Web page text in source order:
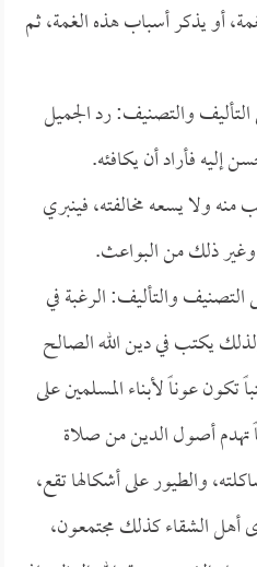
أو يذكر أسباب هذه الغمة، ثم
والتصنيف: رد الجميل
إليه فأراد أن يكافئه.
ولا يسعه مخالفته، فينبري
وغير ذلك من البواعث.
التصنيف والتأليف: الرغبة في
يكتب في دين الله الصالح
تكون عوناً لأبناء المسلمين على
تهدم أصول الدين من صلاة
والطيور على أشكالها تقع،
أهل الشقاء كذلك مجتمعون،